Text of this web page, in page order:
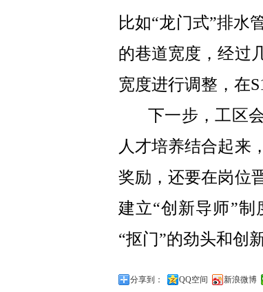
比如“龙门式”排水
的巷道宽度，经过
宽度进行调整，在
下一步，工区
人才培养结合起来
奖励，还要在岗位
建立“创新导师”
“抠门”的劲头和创
分享到： QQ空间 新浪微博